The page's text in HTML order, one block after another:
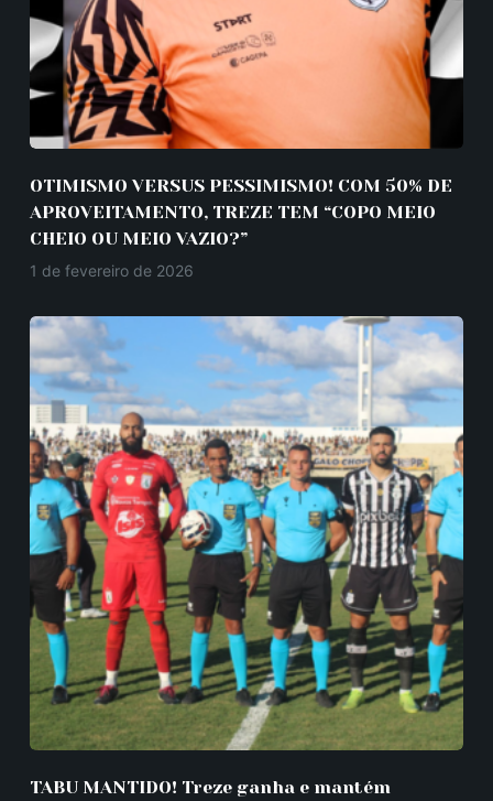
OTIMISMO VERSUS PESSIMISMO! COM 50% DE
APROVEITAMENTO, TREZE TEM “COPO MEIO
CHEIO OU MEIO VAZIO?”
1 de fevereiro de 2026
TABU MANTIDO! Treze ganha e mantém